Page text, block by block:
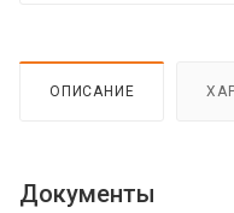
ОПИСАНИЕ
Документы